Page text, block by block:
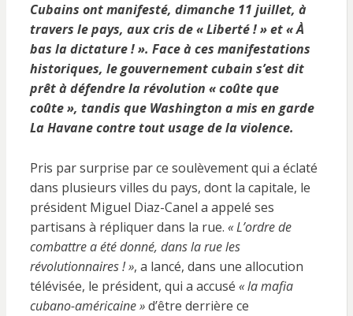
Cubains ont manifesté, dimanche 11 juillet, à
travers le pays, aux cris de « Liberté ! » et « À
bas la dictature ! ». Face à ces manifestations
historiques, le gouvernement cubain s’est dit
prêt à défendre la révolution « coûte que
coûte », tandis que Washington a mis en garde
La Havane contre tout usage de la violence.
Pris par surprise par ce soulèvement qui a éclaté
dans plusieurs villes du pays, dont la capitale, le
président Miguel Diaz-Canel a appelé ses
partisans à répliquer dans la rue. « L’ordre de
combattre a été donné, dans la rue les
révolutionnaires ! », a lancé, dans une allocution
télévisée, le président, qui a accusé « la mafia
cubano-américaine »d’être derrière ce